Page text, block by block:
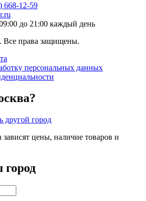
668-12-59
до 21:00 каждый день
Все права защищены.
персональных данных
другой город
цены, наличие товаров и